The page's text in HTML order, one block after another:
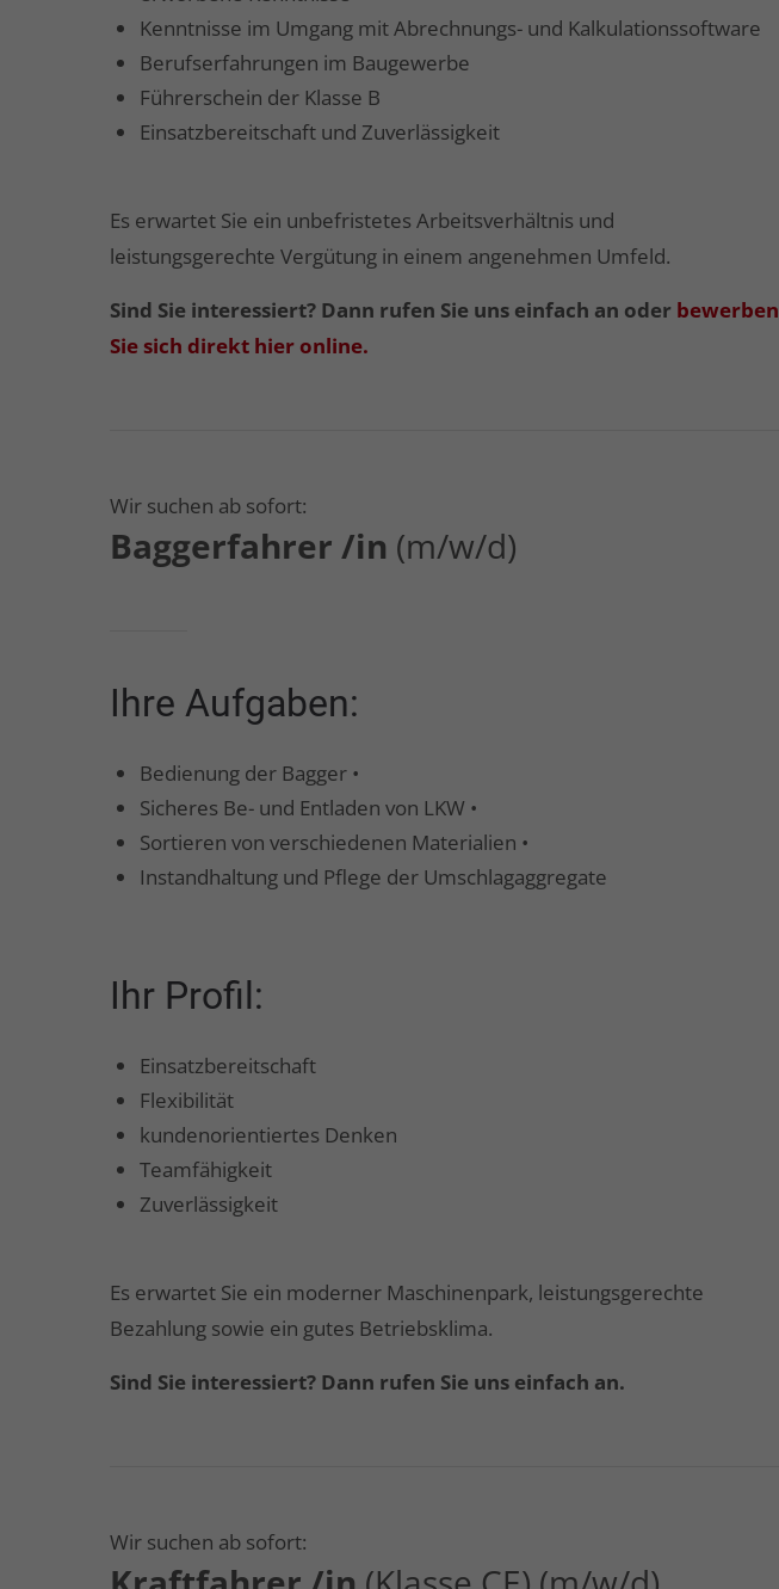
Kenntnisse im Umgang mit Abrechnungs- und Kalkulationssoftware
Berufserfahrungen im Baugewerbe
Führerschein der Klasse B
Einsatzbereitschaft und Zuverlässigkeit
Es erwartet Sie ein unbefristetes Arbeitsverhältnis und
leistungsgerechte Vergütung in einem angenehmen Umfeld.
Sind Sie interessiert? Dann rufen Sie uns einfach an oder bewerben
Sie sich direkt hier online.
Wir suchen ab sofort:
Baggerfahrer /in (m/w/d)
Ihre Aufgaben:
Bedienung der Bagger •
Sicheres Be- und Entladen von LKW •
Sortieren von verschiedenen Materialien •
Instandhaltung und Pflege der Umschlagaggregate
Ihr Profil:
Einsatzbereitschaft
Flexibilität
kundenorientiertes Denken
Teamfähigkeit
Zuverlässigkeit
Es erwartet Sie ein moderner Maschinenpark, leistungsgerechte
Bezahlung sowie ein gutes Betriebsklima.
Sind Sie interessiert? Dann rufen Sie uns einfach an.
Wir suchen ab sofort: